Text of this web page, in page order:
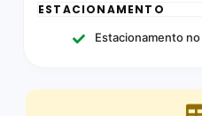
ESTACIONAMENTO
Estacionamento